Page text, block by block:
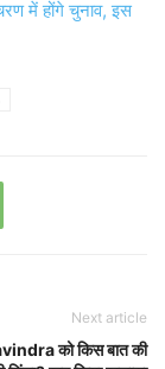
में होंगे चुनाव, इस
Next article
को किस बात की